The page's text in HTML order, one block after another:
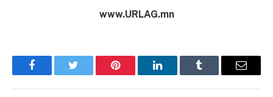
www.URLAG.mn
FacebookTwitter Pinterest LinkedInTumblr Имэйл